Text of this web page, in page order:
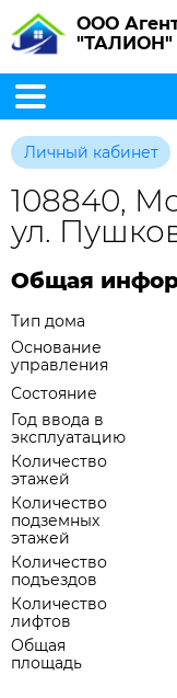
ООО
"ТАЛИОН"
Личный кабинет
108840,
ул.
Общая
Тип дома
Основание
управления
Состояние
Год ввода в
эксплуатацию
Количество
этажей
Количество
подземных
этажей
Количество
подъездов
Количество
лифтов
Общая
площадь